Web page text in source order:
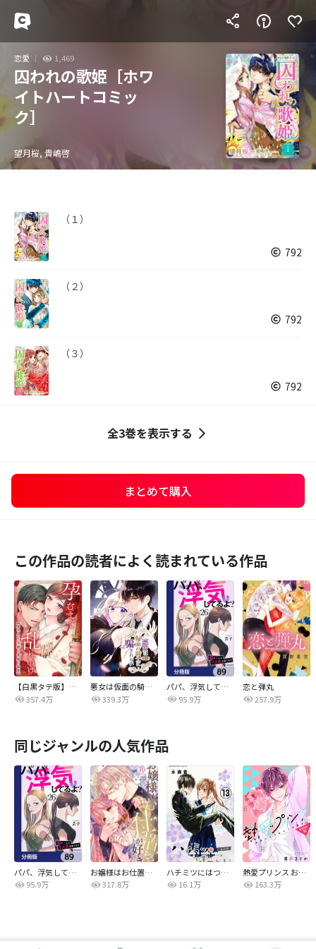
恋愛 1,469
囚われの歌姫［ホワ
イトハートコミッ
ク］
望月桜, 貴嶋啓
（１）
792
（２）
792
（３）
792
全3巻を表示する
まとめて購入
この作品の読者によく読まれている作品
【白黒タテ版】孕むまで乱れいけ～身代わり花嫁と軍服の猛愛
357.4万
悪女は仮面の騎士に騙されない
339.3万
パパ、浮気してるよ？娘と二人でクズ夫を捨てます【分冊版】
95.9万
恋と弾丸
257.9万
同じジャンルの人気作品
パパ、浮気してるよ？娘と二人でクズ夫を捨てます【分冊版】
95.9万
お嬢様はお仕置きが好き
317.8万
ハチミツにはつこい
16.1万
熱愛プリンス お兄ちゃんはキミが好き
163.3万